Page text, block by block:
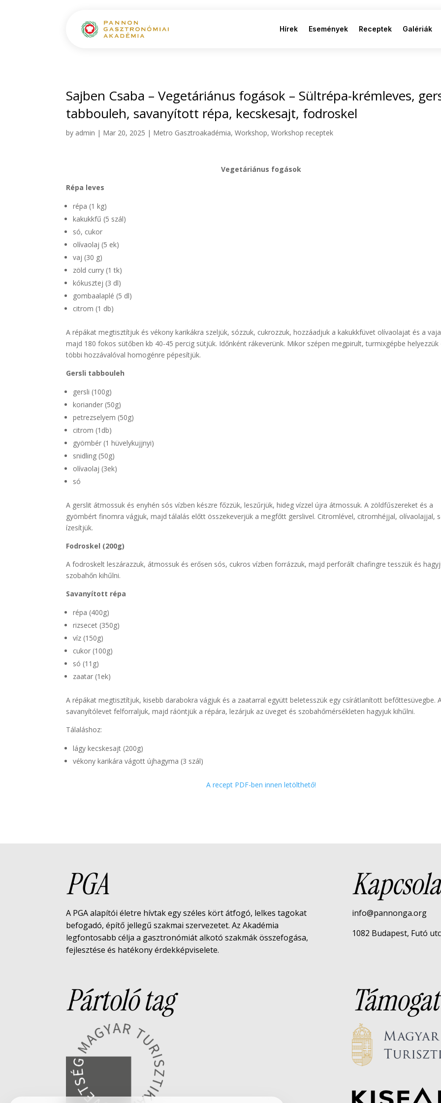
Hírek Események Receptek Galériák
Sajben Csaba – Vegetáriánus fogások – Sültrépa-krémleves,
tabbouleh, savanyított répa, kecskesajt, fodroskel
by admin | Mar 20, 2025 | Metro Gasztroakadémia,Workshop,Workshop receptek
Vegetáriánus fogások
Répa leves
répa (1 kg)
kakukkfű (5 szál)
só, cukor
olívaolaj (5 ek)
vaj (30 g)
zöld curry (1 tk)
kókusztej (3 dl)
gombaalaplé (5 dl)
citrom (1 db)
A répákat megtisztítjuk és vékony karikákra szeljük, sózzuk, cukrozzuk, hozzáadjuk a kakukkfüvet olívaolajat és a
majd 180 fokos sütőben kb 40-45 percig sütjük. Időnként rákeverünk. Mikor szépen megpirult, turmixgépbe helyezzük
többi hozzávalóval homogénre pépesítjük.
Gersli tabbouleh
gersli (100g)
koriander (50g)
petrezselyem (50g)
citrom (1db)
gyömbér (1 hüvelykujjnyi)
snidling (50g)
olívaolaj (3ek)
só
A gerslit átmossuk és enyhén sós vízben készre főzzük, leszűrjük, hideg vízzel újra átmossuk. A zöldfűszereket és a
gyömbért finomra vágjuk, majd tálalás előtt összekeverjük a megfőtt gerslivel. Citromlével, citromhéjjal, olívaolajjal,
ízesítjük.
Fodroskel (200g)
A fodroskelt leszárazzuk, átmossuk és erősen sós, cukros vízben forrázzuk, majd perforált chafingre tesszük és
szobahőn kihűlni.
Savanyított répa
répa (400g)
rizsecet (350g)
víz (150g)
cukor (100g)
só (11g)
zaatar (1ek)
A répákat megtisztítjuk, kisebb darabokra vágjuk és a zaatarral együtt beletesszük egy csírátlanított befőttesüvegbe.
savanyítólevet felforraljuk, majd ráöntjük a répára, lezárjuk az üveget és szobahőmérsékleten hagyjuk kihűlni.
Tálaláshoz:
lágy kecskesajt (200g)
vékony karikára vágott újhagyma (3 szál)
A recept PDF-ben innen letölthető!
PGA
A PGA alapítói életre hívtak egy széles kört átfogó, lelkes tagokat
befogadó, építő jellegű szakmai szervezetet. Az Akadémia
legfontosabb célja a gasztronómiát alkotó szakmák összefogása,
fejlesztése és hatékony érdekképviselete.
info@pannonga.org
1082 Budapest, Futó
Pártoló tag